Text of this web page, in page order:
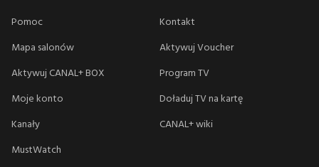
Pomoc
Kontakt
Mapa salonów
Aktywuj Voucher
Aktywuj CANAL+ BOX
Program TV
Moje konto
Doładuj TV na kartę
Kanały
CANAL+ wiki
MustWatch